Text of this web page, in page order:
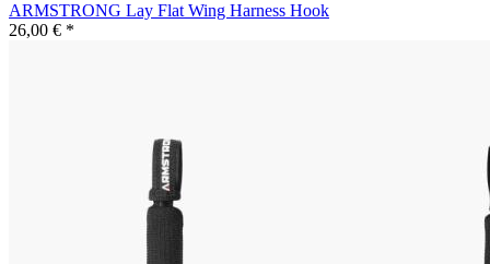
ARMSTRONG Lay Flat Wing Harness Hook
26,00 € *